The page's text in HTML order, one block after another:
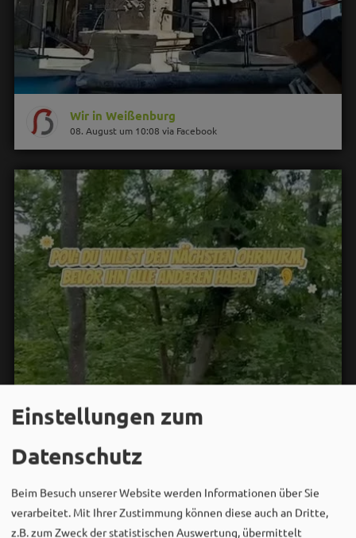
Wir in Weißenburg
08. August um 10:08 via Facebook
Einstellungen zum
Datenschutz
Beim Besuch unserer Website werden Informationen über Sie
verarbeitet. Mit Ihrer Zustimmung können diese auch an Dritte,
z.B. zum Zweck der statistischen Auswertung, übermittelt